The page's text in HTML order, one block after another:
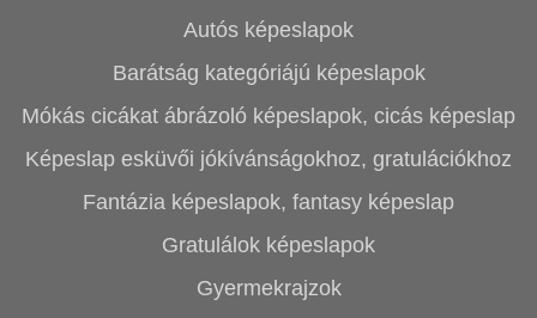
Autós képeslapok
Barátság kategóriájú képeslapok
Mókás cicákat ábrázoló képeslapok, cicás képeslap
Képeslap esküvői jókívánságokhoz, gratulációkhoz
Fantázia képeslapok, fantasy képeslap
Gratulálok képeslapok
Gyermekrajzok